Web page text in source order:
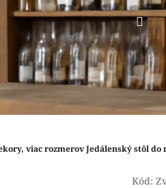
viac rozmerovJedálenský stôl do
Kód: